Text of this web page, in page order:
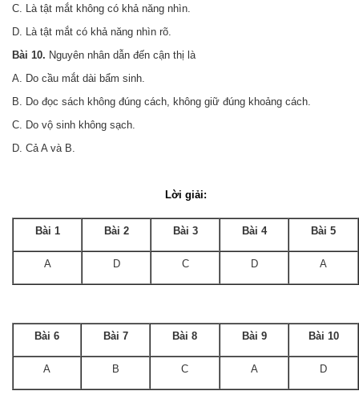
C. Là tật mắt không có khả năng nhìn.
D. Là tật mắt có khả năng nhìn rõ.
Bài 10. Nguyên nhân dẫn đến cận thị là
A. Do cầu mắt dài bẩm sinh.
B. Do đọc sách không đúng cách, không giữ đúng khoảng cách.
C. Do vộ sinh không sạch.
D. Cả A và B.
Lời giải:
Bài 1 Bài 2 Bài 3 Bài 4 Bài 5
A D C D A
Bài 6 Bài 7 Bài 8 Bài 9 Bài 10
A B C A D